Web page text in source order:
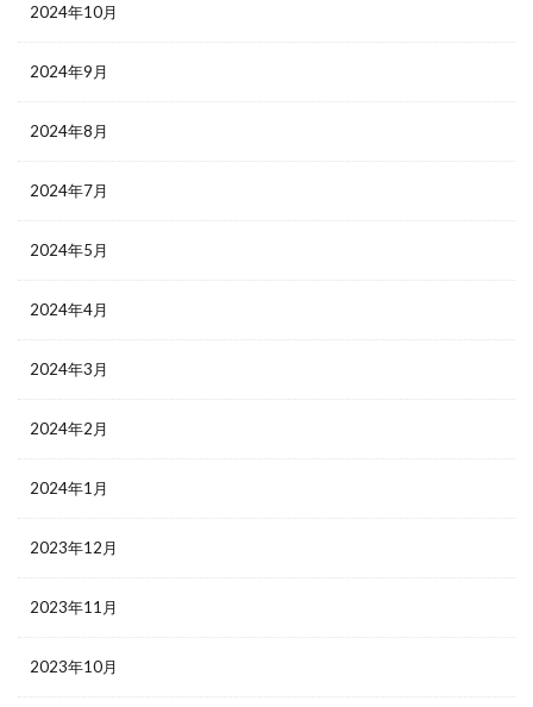
2024年10月
2024年9月
2024年8月
2024年7月
2024年5月
2024年4月
2024年3月
2024年2月
2024年1月
2023年12月
2023年11月
2023年10月